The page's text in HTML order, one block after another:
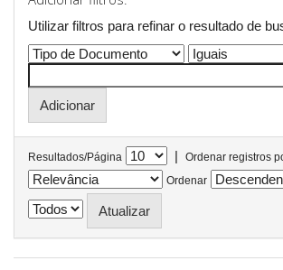
Utilizar filtros para refinar o resultado de
Resultados/Página |
Ordenar registros
Ordenar